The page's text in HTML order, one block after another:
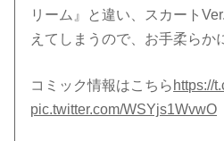
リーム』と違い、スカート
えてしまうので、お手柔らか
コミック情報はこちら https://
pic.twitter.com/WSYjs1WvwO